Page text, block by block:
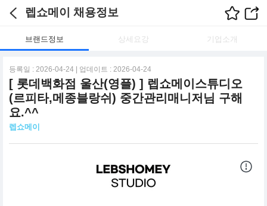
렙쇼메이 채용정보
브랜드정보 상세요강 기업소개
등록일 : 2026-04-24 | 업데이트 : 2026-04-24
[ 롯데백화점 울산(영플) ] 렙쇼메이스튜디오
(르피타,메종블랑쉬) 중간관리매니저님 구해
요.^^
렙쇼메이